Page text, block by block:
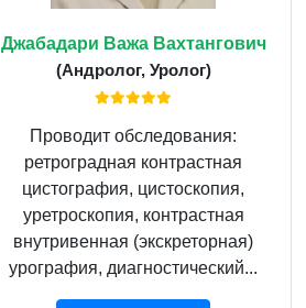
Джабадари Важа Вахтангович
(Андролог, Уролог)
Проводит обследования:
ретроградная контрастная
цистография, цистоскопия,
уретроскопия, контрастная
внутривенная (экскреторная)
урография, диагностический...